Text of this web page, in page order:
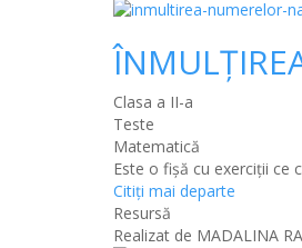
Clasa a II-a
Teste
Matematică
Este o fișă cu exerciții ce
Citiţi mai departe
Resursă
Realizat de MADALINA